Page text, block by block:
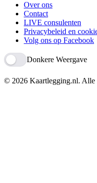
Over ons
Contact
LIVE consulenten
Privacybeleid en
Volg ons op Facebook
Donkere Weergave
© 2026 Kaartlegging.nl. Alle